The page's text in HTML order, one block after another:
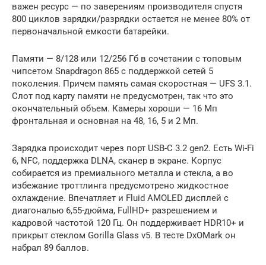
важен ресурс — по заверениям производителя спустя
800 циклов зарядки/разрядки остается не менее 80% от
первоначальной емкости батарейки.
Памяти — 8/128 или 12/256 Гб в сочетании с топовым
чипсетом Snapdragon 865 с поддержкой сетей 5
поколения. Причем память самая скоростная — UFS 3.1.
Слот под карту памяти не предусмотрен, так что это
окончательный объем. Камеры хороши — 16 Мп
фронтальная и основная на 48, 16, 5 и 2 Мп.
Зарядка происходит через порт USB-C 3.2 gen2. Есть Wi-Fi
6, NFC, поддержка DLNA, сканер в экране. Корпус
собирается из премиального металла и стекла, а во
избежание троттлинга предусмотрено жидкостное
охлаждение. Впечатляет и Fluid AMOLED дисплей с
диагональю 6,55-дюйма, FullHD+ разрешением и
кадровой частотой 120 Гц. Он поддерживает HDR10+ и
прикрыт стеклом Gorilla Glass v5. В тесте DxOMark он
набрал 89 баллов.